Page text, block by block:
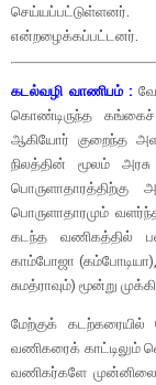
என்றழைக்கப்பட்டனர்.
கடல்வழி வாணிபம் :
கொண்டிருந்த
ஆகியோர் குறைந்த
நிலத்தின் மூலம்
பொருளாதாரமும்
கடந்த வணிகத்தில்
காம்போஜா
சுமத்ராவும்) மூன்று
மேற்குக்
வணிகரைக் காட்டிலும்
வணிகர்களே முன்னிலை